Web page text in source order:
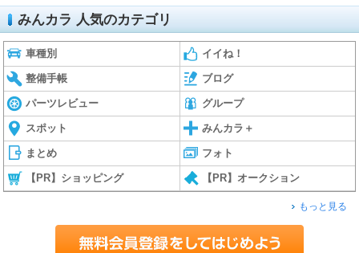
みんカラ 人気のカテゴリ
車種別 イイね！
整備手帳 ブログ
パーツレビュー グループ
スポット みんカラ＋
まとめ フォト
【PR】ショッピング 【PR】オークション
もっと見る